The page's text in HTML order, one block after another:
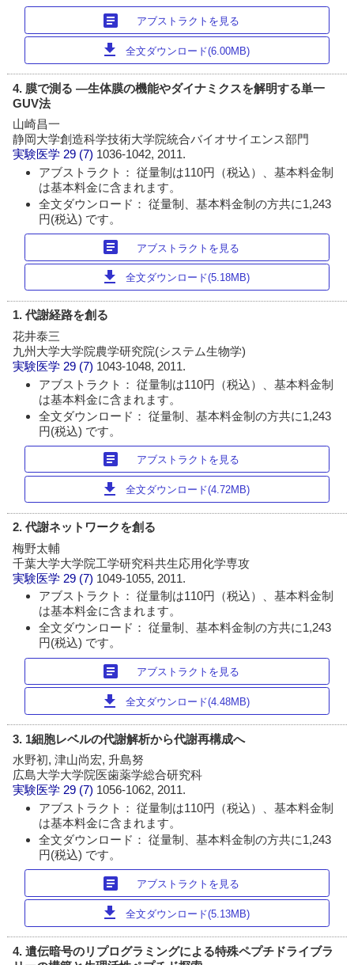
article アブストラクトを見る
download 全文ダウンロード(6.00MB)
4. 膜で測る ―生体膜の機能やダイナミクスを解明する単一
GUV法
山崎昌一
静岡大学創造科学技術大学院統合バイオサイエンス部門
実験医学 29 (7) 1036-1042, 2011.
アブストラクト： 従量制は110円（税込）、基本料金制
は基本料金に含まれます。
全文ダウンロード： 従量制、基本料金制の方共に1,243
円(税込) です。
article アブストラクトを見る
download 全文ダウンロード(5.18MB)
1. 代謝経路を創る
花井泰三
九州大学大学院農学研究院(システム生物学)
実験医学 29 (7) 1043-1048, 2011.
アブストラクト： 従量制は110円（税込）、基本料金制
は基本料金に含まれます。
全文ダウンロード： 従量制、基本料金制の方共に1,243
円(税込) です。
article アブストラクトを見る
download 全文ダウンロード(4.72MB)
2. 代謝ネットワークを創る
梅野太輔
千葉大学大学院工学研究科共生応用化学専攻
実験医学 29 (7) 1049-1055, 2011.
アブストラクト： 従量制は110円（税込）、基本料金制
は基本料金に含まれます。
全文ダウンロード： 従量制、基本料金制の方共に1,243
円(税込) です。
article アブストラクトを見る
download 全文ダウンロード(4.48MB)
3. 1細胞レベルの代謝解析から代謝再構成へ
水野初, 津山尚宏, 升島努
広島大学大学院医歯薬学総合研究科
実験医学 29 (7) 1056-1062, 2011.
アブストラクト： 従量制は110円（税込）、基本料金制
は基本料金に含まれます。
全文ダウンロード： 従量制、基本料金制の方共に1,243
円(税込) です。
article アブストラクトを見る
download 全文ダウンロード(5.13MB)
4. 遺伝暗号のリプログラミングによる特殊ペプチドライブラ